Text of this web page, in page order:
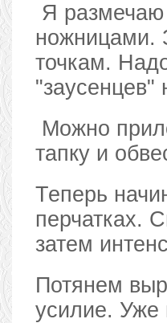
Я размечаю
ножницами.
точкам.
"заусенцев"
Можно
тапку и
Теперь
перчатках.
затем
Потянем
усилие. Уже